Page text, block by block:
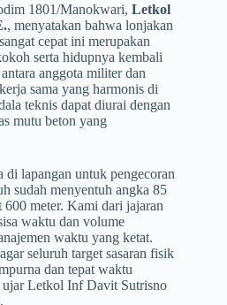
1801/Manokwari, Letkol
, menyatakan bahwa lonjakan
cepat ini merupakan
serta hidupnya kembali
anggota militer dan
sama yang harmonis di
teknis dapat diurai dengan
mutu beton yang
lapangan untuk pengecoran
sudah menyentuh angka 85
600 meter. Kami dari jajaran
waktu dan volume
waktu yang ketat.
seluruh target sasaran fisik
dan tepat waktu
ujar Letkol Inf Davit Sutrisno